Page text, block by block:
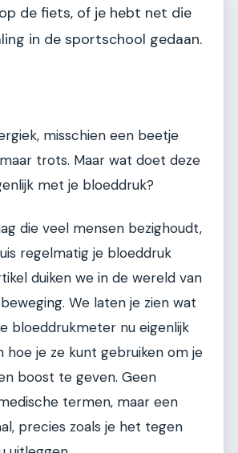
de fiets, of je hebt net die
in de sportschool gedaan.
misschien een beetje
trots. Maar wat doet deze
met je bloeddruk?
die veel mensen bezighoudt,
regelmatig je bloeddruk
duiken we in de wereld van
We laten je zien wat
bloeddrukmeter nu eigenlijk
hoe je ze kunt gebruiken om je
boost te geven. Geen
termen, maar een
precies zoals je het tegen